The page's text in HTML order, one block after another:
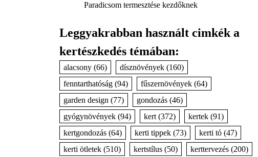
Paradicsom termesztése kezdőknek
Leggyakrabban használt cimkék a
kertészkedés témában:
alacsony(66) dísznövények(160)
fenntarthatóság(94) fűszernövények(64)
garden design (77) gondozás(46)
gyógynövények(94) kert(372) kertek(91)
kertgondozás(64) kerti tippek(73) kerti tó(47)
kerti ötletek(510) kertstílus(50) kerttervezés(200)